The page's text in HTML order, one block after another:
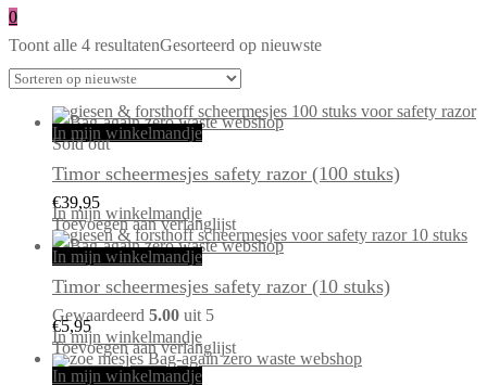
0
Toont alle 4 resultatenGesorteerd op nieuwste
In mijn winkelmandje
Sold out
Timor scheermesjes safety razor (100 stuks)
€39,95
In mijn winkelmandje
Toevoegen aan verlanglijst
In mijn winkelmandje
Timor scheermesjes safety razor (10 stuks)
Gewaardeerd 5.00 uit 5
€5,95
In mijn winkelmandje
Toevoegen aan verlanglijst
In mijn winkelmandje